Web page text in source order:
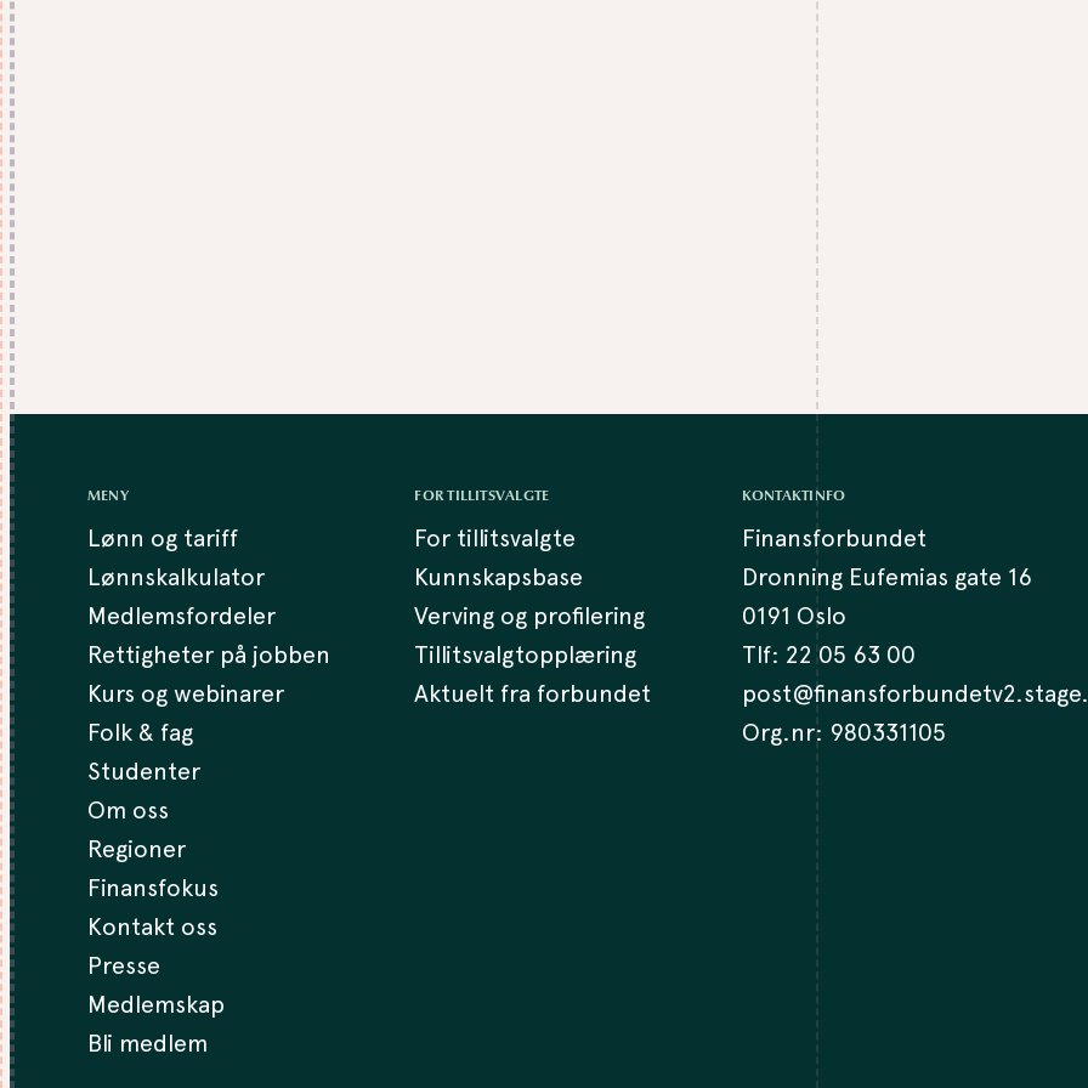
MENY
Lønn og tariff
Lønnskalkulator
Medlemsfordeler
Rettigheter på jobben
Kurs og webinarer
Folk & fag
Studenter
Om oss
Regioner
Finansfokus
Kontakt oss
Presse
Medlemskap
Bli medlem
FOR TILLITSVALGTE
For tillitsvalgte
Kunnskapsbase
Verving og profilering
Tillitsvalgtopplæring
Aktuelt fra forbundet
KONTAKTINFO
Finansforbundet
Dronning Eufemias gate 16
0191 Oslo
Tlf: 22 05 63 00
Org.nr: 980331105